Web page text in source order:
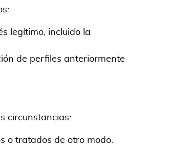
legítimo, incluido la
de perfiles anteriormente
circunstancias:
o tratados de otro modo.